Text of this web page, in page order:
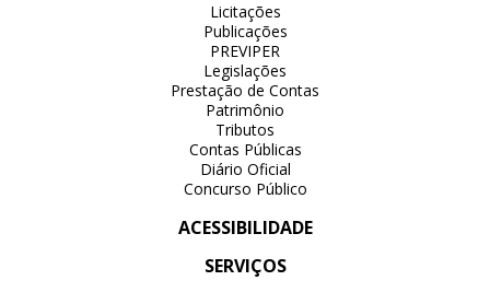
Licitações
Publicações
PREVIPER
Legislações
Prestação de Contas
Patrimônio
Tributos
Contas Públicas
Diário Oficial
Concurso Público
ACESSIBILIDADE
SERVIÇOS